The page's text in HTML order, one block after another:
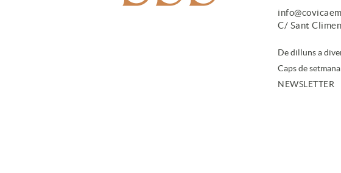
C/ Sant
De dilluns a
Caps de
NEWSLETTER